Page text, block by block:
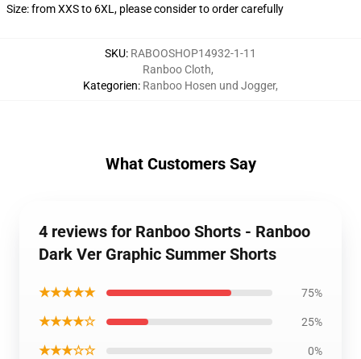
Size: from XXS to 6XL, please consider to order carefully
SKU: RABOOSHOP14932-1-11
Kategorien:
Ranboo Cloth,
Ranboo Hosen und Jogger,
What Customers Say
4 reviews for Ranboo Shorts - Ranboo
Dark Ver Graphic Summer Shorts
★★★★★ 75%
★★★★☆ 25%
★★★☆☆ 0%